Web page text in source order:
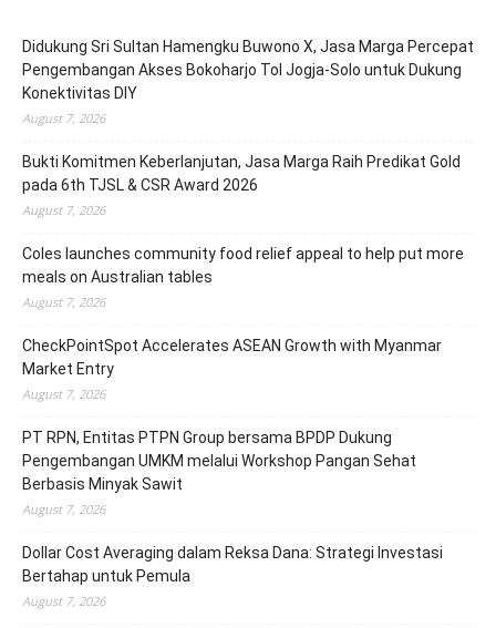
Didukung Sri Sultan Hamengku Buwono X, Jasa Marga Percepat
Pengembangan Akses Bokoharjo Tol Jogja-Solo untuk Dukung
Konektivitas DIY
August 7, 2026
Bukti Komitmen Keberlanjutan, Jasa Marga Raih Predikat Gold
pada 6th TJSL & CSR Award 2026
August 7, 2026
Coles launches community food relief appeal to help put more
meals on Australian tables
August 7, 2026
CheckPointSpot Accelerates ASEAN Growth with Myanmar
Market Entry
August 7, 2026
PT RPN, Entitas PTPN Group bersama BPDP Dukung
Pengembangan UMKM melalui Workshop Pangan Sehat
Berbasis Minyak Sawit
August 7, 2026
Dollar Cost Averaging dalam Reksa Dana: Strategi Investasi
Bertahap untuk Pemula
August 7, 2026